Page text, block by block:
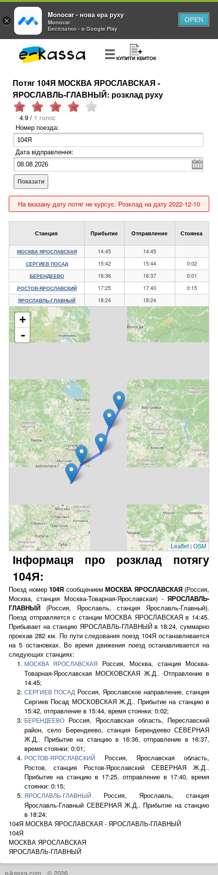
КУПИТИ КВИТОК
Потяг 104Я МОСКВА ЯРОСЛАВСКАЯ -
ЯРОСЛАВЛЬ-ГЛАВНЫЙ: розклад руху
4.9 / 1 голос
Номер поезда:
Дата відправлення:
Показати
На вказану дату потяг не курсує. Розклад на дату 2022-12-10
Станция Прибытие Отправление Стоянка
МОСКВА ЯРОСЛАВСКАЯ 14:45 14:45
СЕРГИЕВ ПОСАД 15:42 15:44 0:02
БЕРЕНДЕЕВО 16:36 16:37 0:01
РОСТОВ-ЯРОСЛАВСКИЙ 17:25 17:40 0:15
ЯРОСЛАВЛЬ-ГЛАВНЫЙ 18:24 18:24
+
-
Leaflet| OSM
Інформаця про розклад потягу
104Я:
Поезд номер 104Я сообщением МОСКВА ЯРОСЛАВСКАЯ(Россия,
Москва, станция Москва-Товарная-Ярославская) - ЯРОСЛАВЛЬ-
ГЛАВНЫЙ (Россия, Ярославль, станция Ярославль-Главный).
Поезд отправляется с станции МОСКВА ЯРОСЛАВСКАЯ в 14:45.
Прибывает на станцию ЯРОСЛАВЛЬ-ГЛАВНЫЙ в 18:24, суммарно
проехав 282 км. По пути следования поезд 104Я останавливается
на 5 остановках. Во время движения поезд останавливается на
следующих станциях:
МОСКВА ЯРОСЛАВСКАЯ
Россия, Москва, станция Москва-
Товарная-Ярославская МОСКОВСКАЯ Ж.Д.. Отправление в
14:45;
СЕРГИЕВ ПОСАД Россия, Ярославское направление, станция
Сергиев Посад МОСКОВСКАЯ Ж.Д.. Прибытие на станцию в
15:42, отправление в 15:44, время стоянки: 0:02;
БЕРЕНДЕЕВО
Россия, Ярославская область, Переславский
район, село Берендеево, станция Берендеево СЕВЕРНАЯ
Ж.Д.. Прибытие на станцию в 16:36, отправление в 16:37,
время стоянки: 0:01;
РОСТОВ-ЯРОСЛАВСКИЙ
Россия, Ярославская область,
Ростов, станция Ростов-Ярославский СЕВЕРНАЯ Ж.Д..
Прибытие на станцию в 17:25, отправление в 17:40, время
стоянки: 0:15;
ЯРОСЛАВЛЬ-ГЛАВНЫЙ
Россия, Ярославль, станция
Ярославль-Главный СЕВЕРНАЯ Ж.Д.. Прибытие на станцию
в 18:24;
104Я МОСКВА ЯРОСЛАВСКАЯ - ЯРОСЛАВЛЬ-ГЛАВНЫЙ
104Я
МОСКВА ЯРОСЛАВСКАЯ
ЯРОСЛАВЛЬ-ГЛАВНЫЙ
e-kassa.com © 2026
×
Monocar - нова ера руху
Monocar
Бесплатно - в Google Play
OPEN